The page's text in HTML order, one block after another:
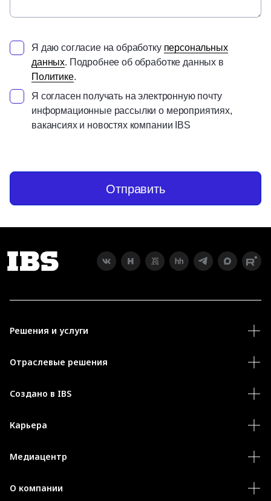
Я даю согласие на обработку персональных
данных. Подробнее об обработке данных в
Политике.
Я согласен получать на электронную почту
информационные рассылки о мероприятиях,
вакансиях и новостях компании IBS
Отправить
Решения и услуги
Отраслевые решения
Создано в IBS
Карьера
Медиацентр
О компании